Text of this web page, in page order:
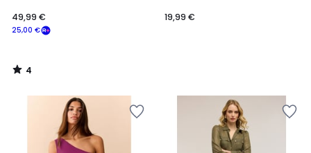
25,00 €
49,99 €
4
/
19,99 €